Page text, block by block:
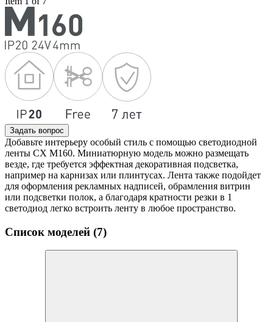
Задать вопрос
Добавьте интерьеру особый стиль с помощью светодиодной
ленты CX M160. Миниатюрную модель можно размещать
везде, где требуется эффектная декоративная подсветка,
например на карнизах или плинтусах. Лента также подойдет
для оформления рекламных надписей, обрамления витрин
или подсветки полок, а благодаря кратности резки в 1
светодиод легко встроить ленту в любое пространство.
Список моделей (7)